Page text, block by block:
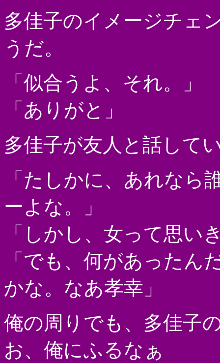
多佳子のイメージチェ
うだ。
「似合うよ、それ。」
「ありがと」
多佳子が友人と話して
「たしかに、あれなら
ーよな。」
「しかし、女って思い
「でも、何があったん
かな。なあ孝幸」
俺の周りでも、多佳子
お、俺にふるなぁ